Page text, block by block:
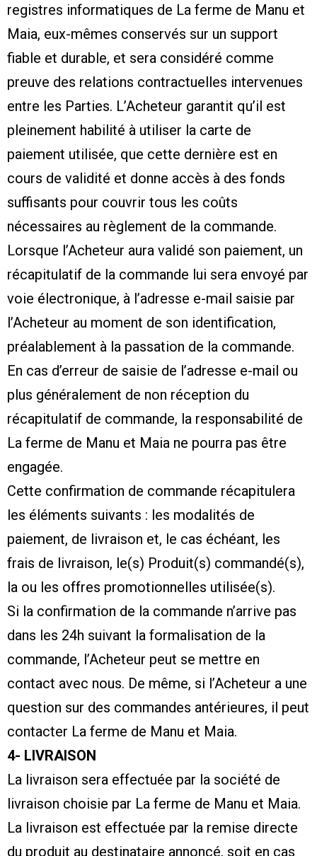
registres informatiques de La ferme de Manu et
Maia, eux-mêmes conservés sur un support
fiable et durable, et sera considéré comme
preuve des relations contractuelles intervenues
entre les Parties. L’Acheteur garantit qu’il est
pleinement habilité à utiliser la carte de
paiement utilisée, que cette dernière est en
cours de validité et donne accès à des fonds
suffisants pour couvrir tous les coûts
nécessaires au règlement de la commande.
Lorsque l’Acheteur aura validé son paiement, un
récapitulatif de la commande lui sera envoyé par
voie électronique, à l’adresse e-mail saisie par
l’Acheteur au moment de son identification,
préalablement à la passation de la commande.
En cas d’erreur de saisie de l’adresse e-mail ou
plus généralement de non réception du
récapitulatif de commande, la responsabilité de
La ferme de Manu et Maia ne pourra pas être
engagée.
Cette confirmation de commande récapitulera
les éléments suivants : les modalités de
paiement, de livraison et, le cas échéant, les
frais de livraison, le(s) Produit(s) commandé(s),
la ou les offres promotionnelles utilisée(s).
Si la confirmation de la commande n’arrive pas
dans les 24h suivant la formalisation de la
commande, l’Acheteur peut se mettre en
contact avec nous. De même, si l’Acheteur a une
question sur des commandes antérieures, il peut
contacter La ferme de Manu et Maia.
4- LIVRAISON
La livraison sera effectuée par la société de
livraison choisie par La ferme de Manu et Maia.
La livraison est effectuée par la remise directe
du produit au destinataire annoncé, soit en cas